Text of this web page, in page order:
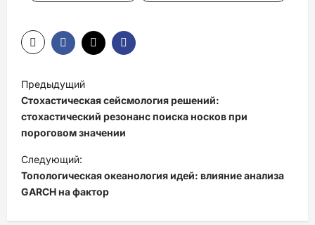
Н
а
в
и
г
а
Предыдущий
Стохастическая сейсмология решений:
стохастический резонанс поиска носков при
пороговом значении
Следующий:
Топологическая океанология идей: влияние анализа
GARCH на фактор